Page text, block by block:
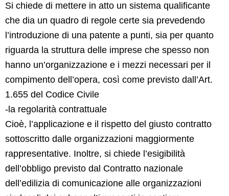
Si chiede di mettere in atto un sistema qualificante
che dia un quadro di regole certe sia prevedendo
l’introduzione di una patente a punti, sia per quanto
riguarda la struttura delle imprese che spesso non
hanno un’organizzazione e i mezzi necessari per il
compimento dell’opera, così come previsto dall’Art.
1.655 del Codice Civile
-la regolarità contrattuale
Cioè, l’applicazione e il rispetto del giusto contratto
sottoscritto dalle organizzazioni maggiormente
rappresentative. Inoltre, si chiede l’esigibilità
dell’obbligo previsto dal Contratto nazionale
dell’edilizia di comunicazione alle organizzazioni